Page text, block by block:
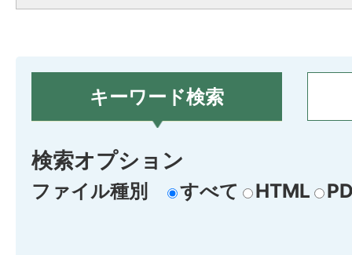
キーワード検索
検索オプション
ファイル種別 すべて HTML